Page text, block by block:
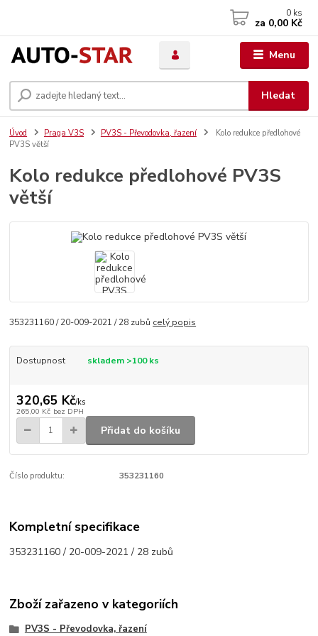
Menu
Hledat
0 ks
za 0,00 Kč
Úvod Praga V3S PV3S - Převodovka, řazení
Kolo redukce předlohové
PV3S větší
Kolo redukce předlohové PV3S
větší
353231160 / 20-009-2021 / 28 zubů celý popis
Dostupnost skladem >100 ks
320,65 Kč/ks
265,00 Kč bez DPH
Přidat do košíku
Číslo produktu: 353231160
Kompletní specifikace
353231160 / 20-009-2021 / 28 zubů
Zboží zařazeno v kategoriích
PV3S - Převodovka, řazení